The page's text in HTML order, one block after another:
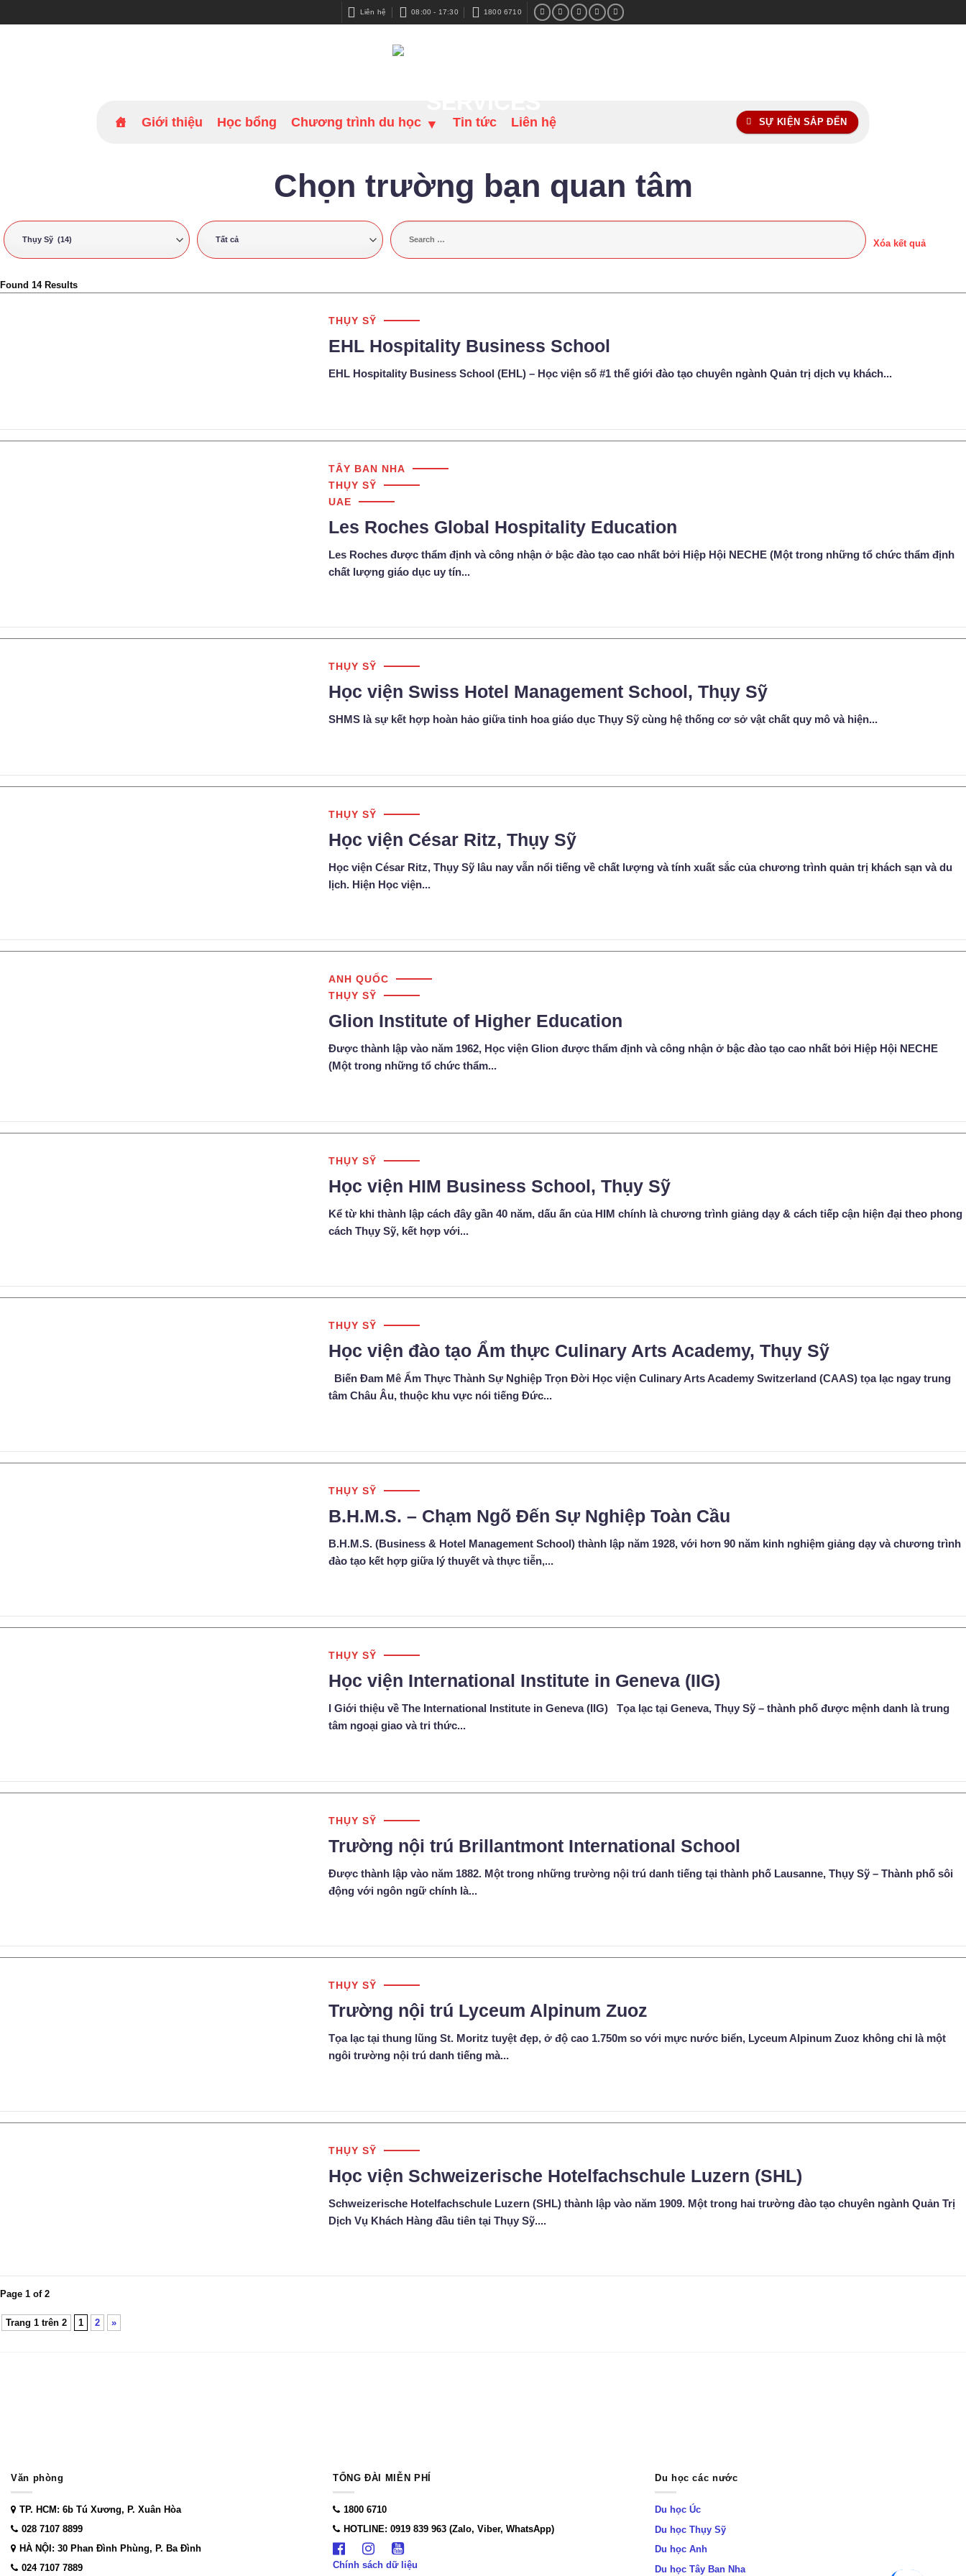
Liên hệ 08:00 - 17:30 1800 6710
Giới thiệu Học bổng Chương trình du học Tin tức Liên hệ SỰ KIỆN SẮP ĐẾN
Chọn trường bạn quan tâm
Xóa kết quả
Found 14 Results
THỤY SỸ
EHL Hospitality Business School
EHL Hospitality Business School (EHL) – Học viện số #1 thế giới đào tạo chuyên ngành Quản trị dịch vụ khách...
TÂY BAN NHA
THỤY SỸ
UAE
Les Roches Global Hospitality Education
Les Roches được thẩm định và công nhận ở bậc đào tạo cao nhất bởi Hiệp Hội NECHE (Một trong những tổ chức thẩm định
chất lượng giáo dục uy tín...
THỤY SỸ
Học viện Swiss Hotel Management School, Thụy Sỹ
SHMS là sự kết hợp hoàn hảo giữa tinh hoa giáo dục Thụy Sỹ cùng hệ thống cơ sở vật chất quy mô và hiện...
THỤY SỸ
Học viện César Ritz, Thụy Sỹ
Học viện César Ritz, Thụy Sỹ lâu nay vẫn nổi tiếng về chất lượng và tính xuất sắc của chương trình quản trị khách sạn và du
lịch. Hiện Học viện...
ANH QUỐC
THỤY SỸ
Glion Institute of Higher Education
Được thành lập vào năm 1962, Học viện Glion được thẩm định và công nhận ở bậc đào tạo cao nhất bởi Hiệp Hội NECHE
(Một trong những tổ chức thẩm...
THỤY SỸ
Học viện HIM Business School, Thụy Sỹ
Kể từ khi thành lập cách đây gần 40 năm, dấu ấn của HIM chính là chương trình giảng dạy & cách tiếp cận hiện đại theo phong
cách Thụy Sỹ, kết hợp với...
THỤY SỸ
Học viện đào tạo Ẩm thực Culinary Arts Academy, Thụy Sỹ
Biến Đam Mê Ẩm Thực Thành Sự Nghiệp Trọn Đời Học viện Culinary Arts Academy Switzerland (CAAS) tọa lạc ngay trung
tâm Châu Âu, thuộc khu vực nói tiếng Đức...
THỤY SỸ
B.H.M.S. – Chạm Ngõ Đến Sự Nghiệp Toàn Cầu
B.H.M.S. (Business & Hotel Management School) thành lập năm 1928, với hơn 90 năm kinh nghiệm giảng dạy và chương trình
đào tạo kết hợp giữa lý thuyết và thực tiễn,...
THỤY SỸ
Học viện International Institute in Geneva (IIG)
I Giới thiệu về The International Institute in Geneva (IIG) Tọa lạc tại Geneva, Thụy Sỹ – thành phố được mệnh danh là trung
tâm ngoại giao và tri thức...
THỤY SỸ
Trường nội trú Brillantmont International School
Được thành lập vào năm 1882. Một trong những trường nội trú danh tiếng tại thành phố Lausanne, Thụy Sỹ – Thành phố sôi
động với ngôn ngữ chính là...
THỤY SỸ
Trường nội trú Lyceum Alpinum Zuoz
Tọa lạc tại thung lũng St. Moritz tuyệt đẹp, ở độ cao 1.750m so với mực nước biển, Lyceum Alpinum Zuoz không chỉ là một
ngôi trường nội trú danh tiếng mà...
THỤY SỸ
Học viện Schweizerische Hotelfachschule Luzern (SHL)
Schweizerische Hotelfachschule Luzern (SHL) thành lập vào năm 1909. Một trong hai trường đào tạo chuyên ngành Quản Trị
Dịch Vụ Khách Hàng đầu tiên tại Thụy Sỹ....
Page 1 of 2
Trang 1 trên 2 1 2 »
Văn phòng
TP. HCM: 6b Tú Xương, P. Xuân Hòa
028 7107 8899
HÀ NỘI: 30 Phan Đình Phùng, P. Ba Đình
024 7107 7889
TỔNG ĐÀI MIỄN PHÍ
1800 6710
HOTLINE: 0919 839 963 (Zalo, Viber, WhatsApp)
Chính sách dữ liệu
Du học các nước
Du học Úc
Du học Thụy Sỹ
Du học Anh
Du học Tây Ban Nha